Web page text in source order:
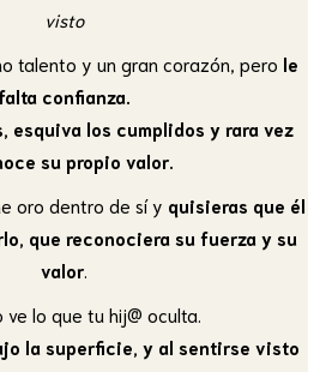
visto
talento y un gran corazón, pero le
confianza.
esquiva los cumplidos y rara vez
su propio valor.
oro dentro de sí y quisieras que él
que reconociera su fuerza y su
valor.
ve lo que tu hij@ oculta.
la superficie, y al sentirse visto